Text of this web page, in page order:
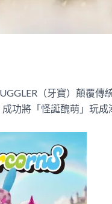
（牙寶）顛覆
功將「怪誕醜萌」玩